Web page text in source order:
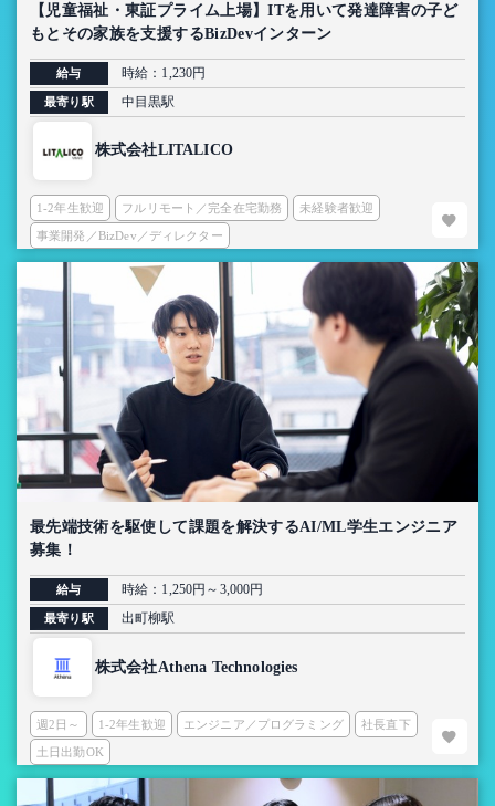
【児童福祉・東証プライム上場】ITを用いて発達障害の子ど
もとその家族を支援するBizDevインターン
給与 時給：1,230円
最寄り駅 中目黒駅
株式会社LITALICO
1-2年生歓迎 フルリモート／完全在宅勤務 未経験者歓迎
事業開発／BizDev／ディレクター
最先端技術を駆使して課題を解決するAI/ML学生エンジニア
募集！
給与 時給：1,250円～3,000円
最寄り駅 出町柳駅
株式会社Athena Technologies
週2日～ 1-2年生歓迎 エンジニア／プログラミング 社長直下
土日出勤OK